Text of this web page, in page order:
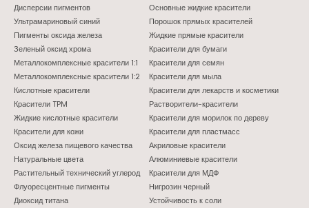
Дисперсии пигментов
Ультрамариновый синий
Пигменты оксида железа
Зеленый оксид хрома
Металлокомплексные красители 1:1
Металлокомплексные красители 1:2
Кислотные красители
Красители TPM
Жидкие кислотные красители
Красители для кожи
Оксид железа пищевого качества
Натуральные цвета
Растительный технический углерод
Флуоресцентные пигменты
Диоксид титана
Основные жидкие красители
Порошок прямых красителей
Жидкие прямые красители
Красители для бумаги
Красители для семян
Красители для мыла
Красители для лекарств и косметики
Растворители-красители
Красители для морилок по дереву
Красители для пластмасс
Акриловые красители
Алюминиевые красители
Красители для МДФ
Нигрозин черный
Устойчивость к соли